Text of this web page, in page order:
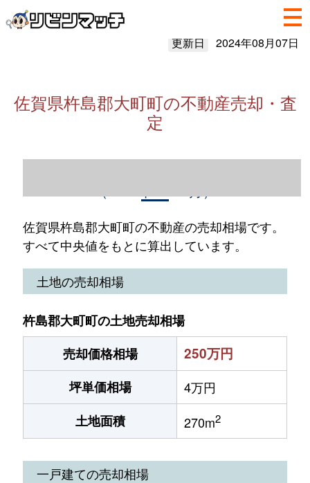
更新日 2024年08月07日
佐賀県杵島郡大町町の不動産売却・査
定
佐賀県杵島郡大町町の不動産の売却相場です。
すべて中央値をもとに算出しています。
土地の売却相場
杵島郡大町町の土地売却相場
売却価格相場
250万円
坪単価相場
4万円
土地面積
270m2
一戸建ての売却相場